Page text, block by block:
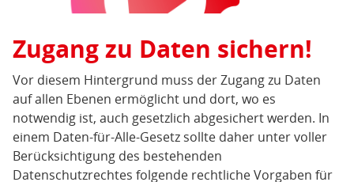
Zugang zu Daten sichern!
Vor diesem Hintergrund muss der Zugang zu Daten
auf allen Ebenen ermöglicht und dort, wo es
notwendig ist, auch gesetzlich abgesichert werden. In
einem Daten-für-Alle-Gesetz sollte daher unter voller
Berücksichtigung des bestehenden
Datenschutzrechtes folgende rechtliche Vorgaben für